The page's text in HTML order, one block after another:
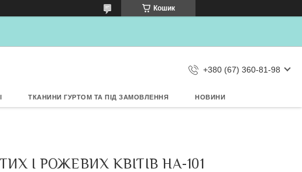
Дозвольте сайту metrtkani.com
Дозволити
Кошик
+380 (67) 360-81-98
ТКАНИНИ ГУРТОМ ТА ПІД ЗАМОВЛЕННЯ НОВИНИ
І РОЖЕВИХ КВІТІВ НА-101